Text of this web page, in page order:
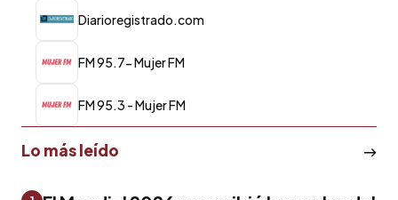
Diarioregistrado.com
FM 95.7- Mujer FM
FM 95.3 - Mujer FM
Lo más leído